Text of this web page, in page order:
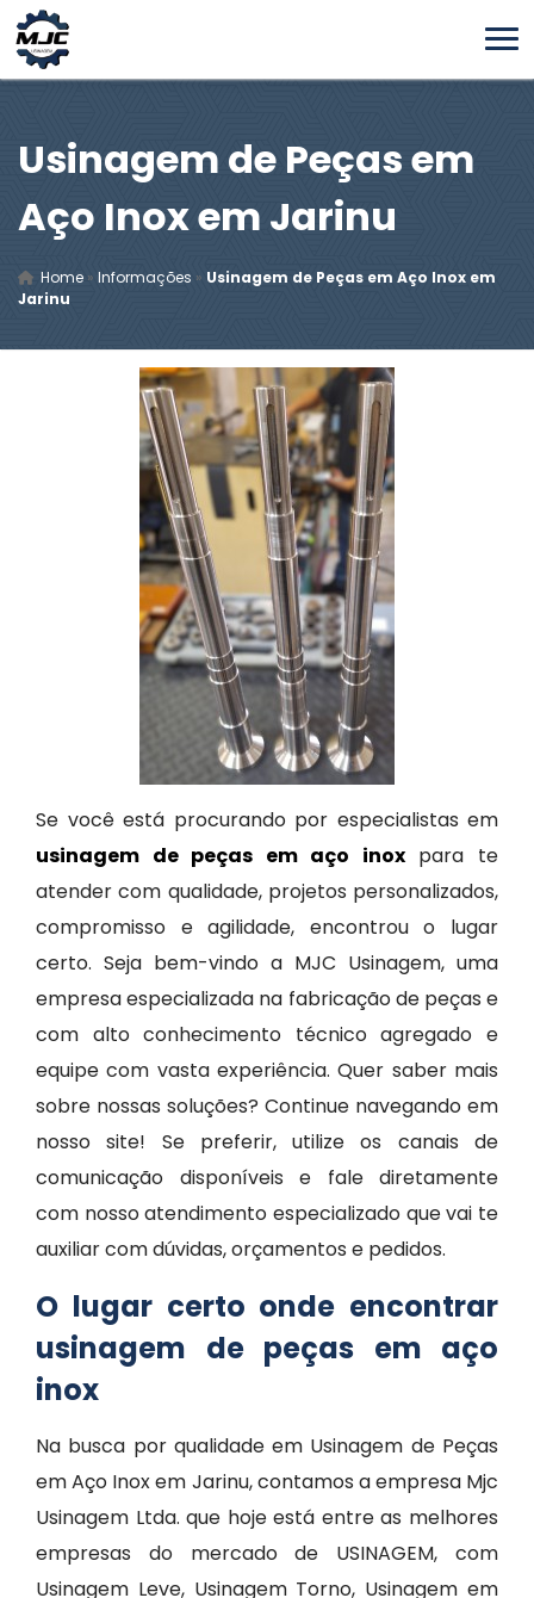
Usinagem de Peças em
Aço Inox em Jarinu
Home » Informações » Usinagem de Peças em Aço Inox em
Jarinu
Se você está procurando por especialistas em
usinagem de peças em aço inoxpara te
atender com qualidade, projetos personalizados,
compromisso e agilidade, encontrou o lugar
certo. Seja bem-vindo a MJC Usinagem, uma
empresa especializada na fabricação de peças e
com alto conhecimento técnico agregado e
equipe com vasta experiência. Quer saber mais
sobre nossas soluções? Continue navegando em
nosso site! Se preferir, utilize os canais de
comunicação disponíveis e fale diretamente
com nosso atendimento especializado que vai te
auxiliar com dúvidas, orçamentos e pedidos.
O lugar certo onde encontrar
usinagem de peças em aço
inox
Na busca por qualidade em Usinagem de Peças
em Aço Inox em Jarinu, contamos a empresa Mjc
Usinagem Ltda. que hoje está entre as melhores
empresas do mercado de USINAGEM, com
Usinagem Leve, Usinagem Torno, Usinagem em